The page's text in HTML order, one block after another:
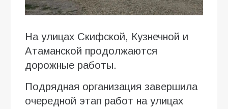
На улицах Скифской, Кузнечной и
Атаманской продолжаются
дорожные работы.
Подрядная организация завершила
очередной этап работ на улицах